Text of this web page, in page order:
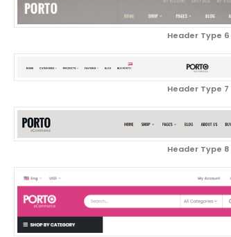
Header Type 6
Header Type 7
Header Type 8